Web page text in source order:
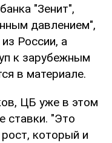
"Зенит",
давлением",
России, а
к зарубежным
в материале.
ЦБ уже в этом
ставки. "Это
который и